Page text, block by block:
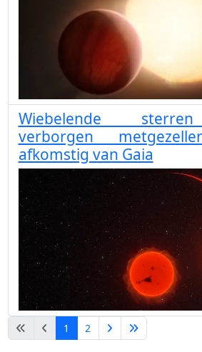
Wiebelende
verborgen
afkomstig van Gaia
1 2